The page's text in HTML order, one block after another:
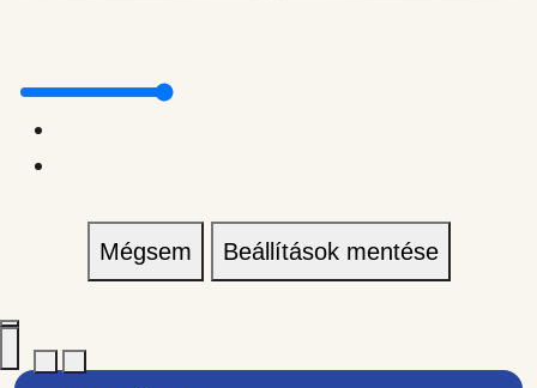
Mégsem Beállítások mentése